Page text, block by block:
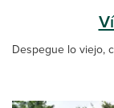
Despegue lo viejo,